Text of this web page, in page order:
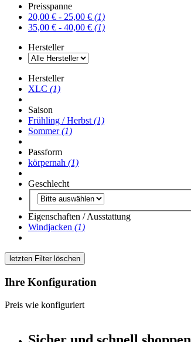
Preisspanne
20,00 € - 25,00 € (1)
35,00 € - 40,00 € (1)
Hersteller
Hersteller
XLC (1)
Saison
Frühling / Herbst (1)
Sommer(1)
Passform
körpernah (1)
Geschlecht
Eigenschaften / Ausstattung
Windjacken (1)
letzten Filter löschen
Ihre Konfiguration
Preis wie konfiguriert